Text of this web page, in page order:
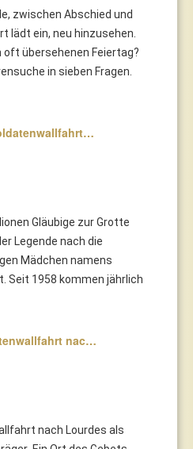
zwischen Abschied und
lädt ein, neu hinzusehen.
übersehenen Feiertag?
in sieben Fragen.
Gläubige zur Grotte
Legende nach die
Mädchen namens
Seit 1958 kommen jährlich
nac…
nach Lourdes als